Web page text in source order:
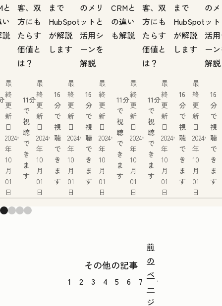
と
最
終
更
新
日
2024
年
10
月
01
日
客、双
方にも
たらす
価値と
は？
11分
で
視
聴
で
き
ま
す
最
終
更
新
日
2024
年
10
月
01
日
まで
HubSpot
が解説
します
16
分
で
視
聴
で
き
ま
す
最
終
更
新
日
2024
年
10
月
01
日
のメリ
ットと
活用シ
ーンを
解説
16
分
で
視
聴
で
き
ま
す
最
終
更
新
日
2024
年
10
月
01
日
CRMと
の違い
も解説
11分
で
視
聴
で
き
ま
す
最
終
更
新
日
2024
年
10
月
01
日
客、双
方にも
たらす
価値と
は？
11分
で
視
聴
で
き
ま
す
最
終
更
新
日
2024
年
10
月
01
日
まで
HubSpot
が解説
します
16
分
で
視
聴
で
き
ま
す
最
終
更
新
日
2024
年
10
月
01
日
の
ッ
活
ー
解説
16
分
で
視
聴
で
き
ま
す
その他の記事
1 2 3 4 5 6 7
前
の
ペ
ー
ジ